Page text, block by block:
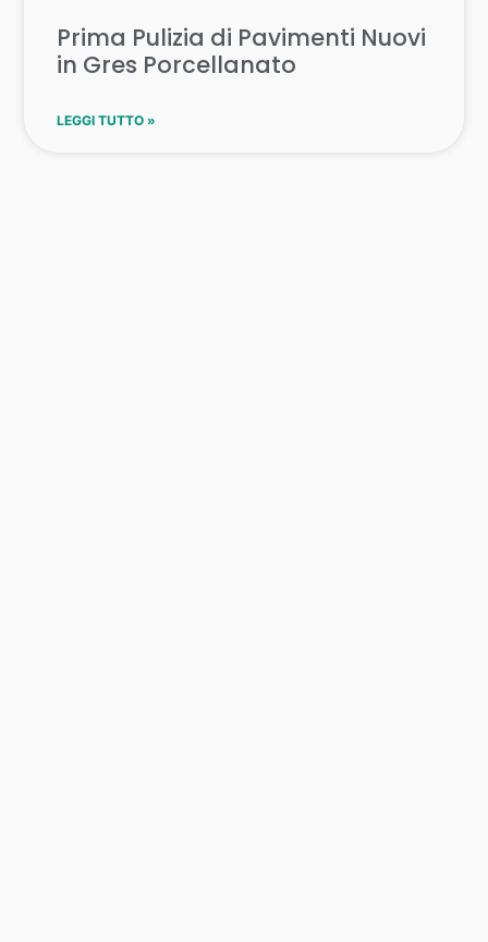
Prima Pulizia di Pavimenti Nuovi
in Gres Porcellanato
LEGGI TUTTO »